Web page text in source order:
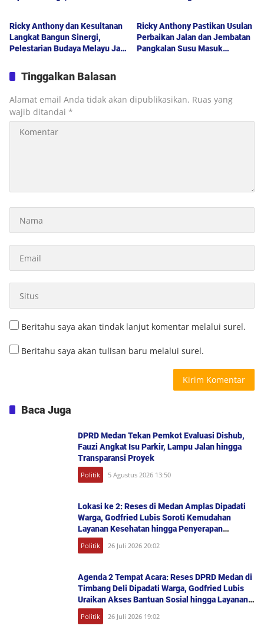
Ricky Anthony dan Kesultanan
Langkat Bangun Sinergi,
Pelestarian Budaya Melayu Jadi
Ricky Anthony Pastikan Usulan
Perbaikan Jalan dan Jembatan
Pangkalan Susu Masuk
Tinggalkan Balasan
Alamat email Anda tidak akan dipublikasikan. Ruas yang
wajib ditandai *
Beritahu saya akan tindak lanjut komentar melalui surel.
Beritahu saya akan tulisan baru melalui surel.
Baca Juga
DPRD Medan Tekan Pemkot Evaluasi Dishub,
Fauzi Angkat Isu Parkir, Lampu Jalan hingga
Transparansi Proyek
Politik 5 Agustus 2026 13:50
Lokasi ke 2: Reses di Medan Amplas Dipadati
Warga, Godfried Lubis Soroti Kemudahan
Layanan Kesehatan hingga Penyerapan
Aspirasi Publik
Politik 26 Juli 2026 20:02
Agenda 2 Tempat Acara: Reses DPRD Medan di
Timbang Deli Dipadati Warga, Godfried Lubis
Uraikan Akses Bantuan Sosial hingga Layanan
UHC
Politik 26 Juli 2026 19:02